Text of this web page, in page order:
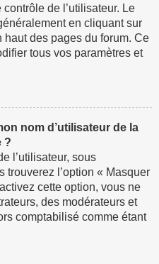
de l’utilisateur. Le
en cliquant sur
haut des pages du forum. Ce
tous vos paramètres et
nom d’utilisateur de la
?
l’utilisateur, sous
trouverez l’option « Masquer
cette option, vous ne
des modérateurs et
comptabilisé comme étant